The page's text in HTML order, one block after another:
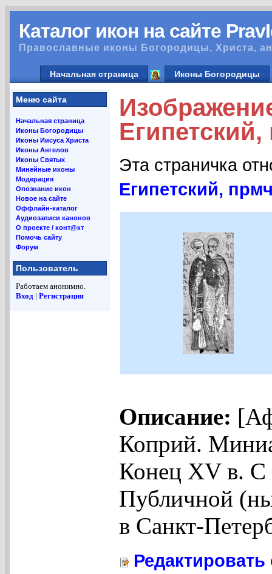
Каталог икон на сайте
Православные иконы Богородицы, Христа,
Начальная страница Иконы Богородицы
Меню сайта
Начальная страница
Иконы Богородицы
Иконы Иисуса Христа
Иконы Ангелов
Иконы Святых
Минейные иконы
Модерация
Опознание икон
Новое на сайте
Оффлайн-каталог
Аудиозаписи канонов
О проекте / конт@кт
Помочь сайту
Форум
Пользователь
Работаем анонимно.
Вход | Регистрация
Эта страничка
Египетский,
Описание:
Коприй.
Конец XV в. C
Публичной
в Санкт-